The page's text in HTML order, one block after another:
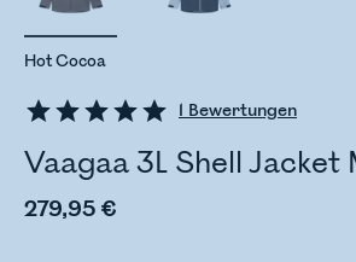
1 Bewertungen
Vaagaa 3L Shell Jacket
279,95 €
Hot Cocoa